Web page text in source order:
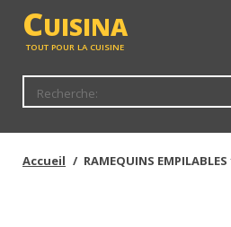
CUISINA
TOUT POUR LA CUISINE
Accueil RAMEQUINS